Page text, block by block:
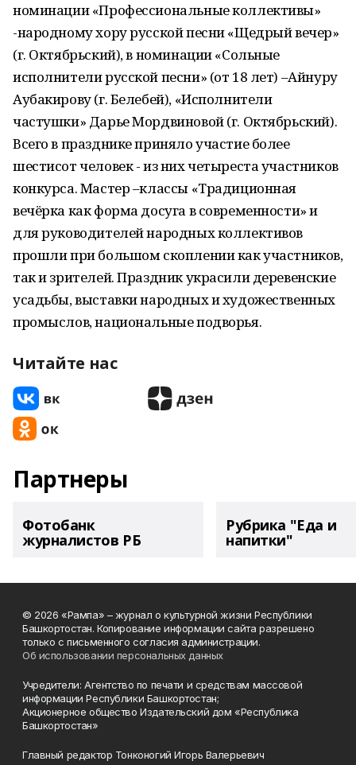
номинации «Профессиональные коллективы»
-народному хору русской песни «Щедрый вечер»
(г. Октябрьский), в номинации «Сольные
исполнители русской песни» (от 18 лет) –Айнуру
Аубакирову (г. Белебей), «Исполнители
частушки» Дарье Мордвиновой (г. Октябрьский).
Всего в празднике приняло участие более
шестисот человек - из них четыреста участников
конкурса. Мастер –классы «Традиционная
вечёрка как форма досуга в современности» и
для руководителей народных коллективов
прошли при большом скоплении как участников,
так и зрителей. Праздник украсили деревенские
усадьбы, выставки народных и художественных
промыслов, национальные подворья.
Читайте нас
Партнеры
Фотобанк
журналистов РБ
Рубрика "Еда и
напитки"
© 2026 «Рампа» – журнал о культурной жизни Республики
Башкортостан. Копирование информации сайта разрешено
только с письменного согласия администрации.
Об использовании персональных данных
Учредители: Агентство по печати и средствам массовой
информации Республики Башкортостан;
Акционерное общество Издательский дом «Республика
Башкортостан»
Главный редактор Тонконогий Игорь Валерьевич